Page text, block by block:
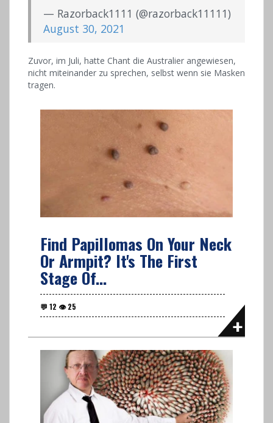
— Razorback1111 (@razorback11111)
August 30, 2021
Zuvor, im Juli, hatte Chant die Australier angewiesen,
nicht miteinander zu sprechen, selbst wenn sie Masken
tragen.
Find Papillomas On Your Neck
Or Armpit? It's The First
Stage Of...